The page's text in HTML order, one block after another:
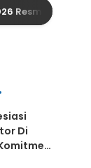
Resmi Dibuka,
Di